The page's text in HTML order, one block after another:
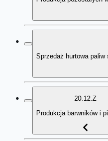
Sprzedaż hurtowa paliw
20.12.Z
Produkcja barwników i